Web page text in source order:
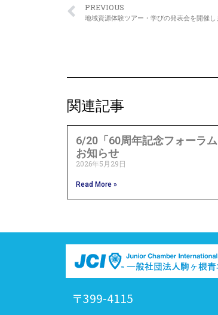
PREVIOUS
地域資源体験ツアー・学びの発表会を開催し
関連記事
6/20「60周年記念フォーラ
お知らせ
2026年5月29日
Read More »
〒399-4115